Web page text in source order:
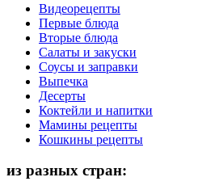
Видеорецепты
Первые блюда
Вторые блюда
Салаты и закуски
Соусы и заправки
Выпечка
Десерты
Коктейли и напитки
Мамины рецепты
Кошкины рецепты
из разных стран: